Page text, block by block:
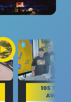
105 TAKE
AWAY